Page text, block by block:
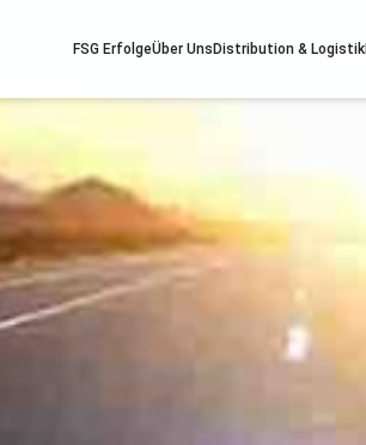
FSG ErfolgeÜber Uns Distribution & Logistik